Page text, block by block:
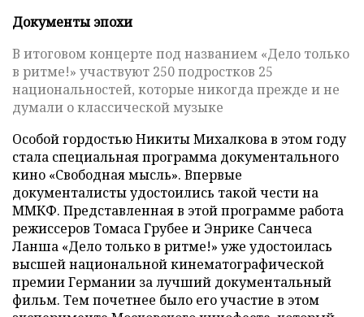
Документы эпохи
В итоговом концерте под названием «Дело только
в ритме!» участвуют 250 подростков 25
национальностей, которые никогда прежде и не
думали о классической музыке
Особой гордостью Никиты Михалкова в этом году
стала специальная программа документального
кино «Свободная мысль». Впервые
документалисты удостоились такой чести на
ММКФ. Представленная в этой программе работа
режиссеров Томаса Грубее и Энрике Санчеса
Ланша «Дело только в ритме!» уже удостоилась
высшей национальной кинематографической
премии Германии за лучший документальный
фильм. Тем почетнее было его участие в этом